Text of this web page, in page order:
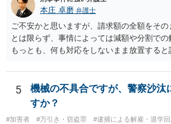
本庄 卓磨 弁護士
ご不安かと思いますが、請求額の全額をそ
とは限らず、事情によっては減額や分割での
もっとも、何も対応をしないまま放置する
めします。
5
機械の不具合ですが、警察沙汰
すか？
#加害者 #万引き・窃盗罪
#逮捕による解雇・退学回